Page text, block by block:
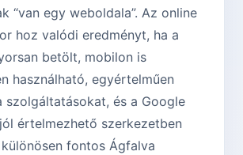
“van egy weboldala”. Az online
hoz valódi eredményt, ha a
betölt, mobilon is
használható, egyértelműen
szolgáltatásokat, és a Google
értelmezhető szerkezetben
fontos Ágfalva